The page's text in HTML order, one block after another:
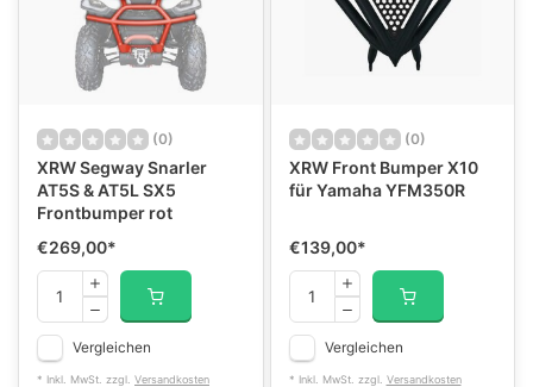
(0)
XRW Segway Snarler
AT5S & AT5L SX5
Frontbumper rot
€269,00*
Vergleichen
* Inkl. MwSt. zzgl. Versandkosten
(0)
XRW Front Bumper X10
für Yamaha YFM350R
€139,00*
Vergleichen
* Inkl. MwSt. zzgl. Versandkosten